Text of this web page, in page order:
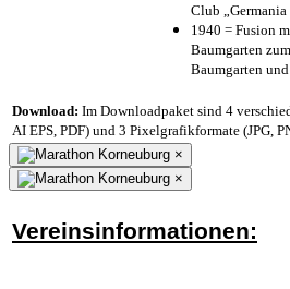
Club
1940 = Fusion
Baumgarten
Baumgarten
Download: Im Downloadpaket sind 4
AI EPS, PDF) und 3 Pixelgrafikformate (JPG,
×
×
Vereinsinformationen: